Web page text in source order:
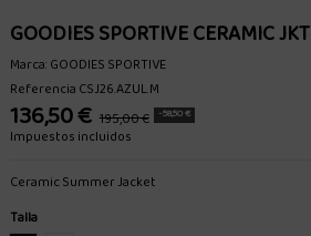
GOODIES SPORTIVE CERAMIC JKT
Marca:GOODIES SPORTIVE
ReferenciaCSJ26.AZUL.M
136,50 € 195,00 € -58,50 €
Impuestos incluidos
Ceramic Summer Jacket
Talla